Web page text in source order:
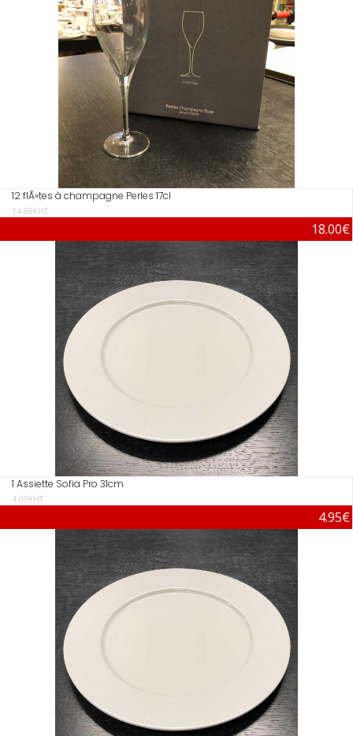
12 flÃ»tes à champagne Perles 17cl
14.88€HT
18.00€
1 Assiette Sofia Pro 31cm
4.09€HT
4.95€